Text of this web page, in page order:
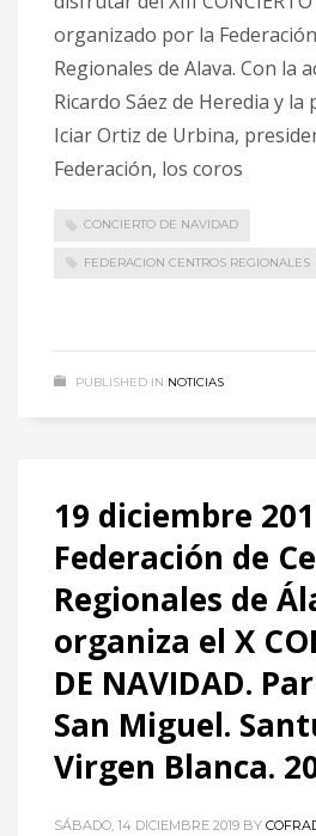
organizado por la
Regionales de Alava. Con la
Ricardo Sáez de Heredia y
Iciar Ortiz de Urbina,
Federación, los coros
CONCIERTO DE NAVIDAD
FEDERACION CENTROS REGIONALES
PUBLISHED IN NOTICIAS
19 diciembre
Federación de
Regionales de
organiza el X
DE NAVIDAD.
San Miguel.
Virgen Blanca.
SÁBADO, 14 DICIEMBRE 2019 BY